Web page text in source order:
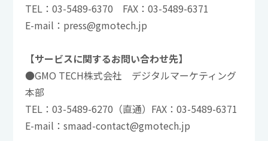
TEL：03-5489-6370 FAX：03-5489-6371
E-mail：press@gmotech.jp
【サービスに関するお問い合わせ先】
●GMO TECH株式会社 デジタルマーケティング
本部
TEL：03-5489-6270（直通）FAX：03-5489-6371
E-mail：smaad-contact@gmotech.jp